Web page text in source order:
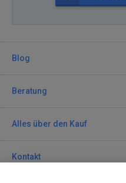
Blog
Beratung
Alles über den Kauf
Kontakt